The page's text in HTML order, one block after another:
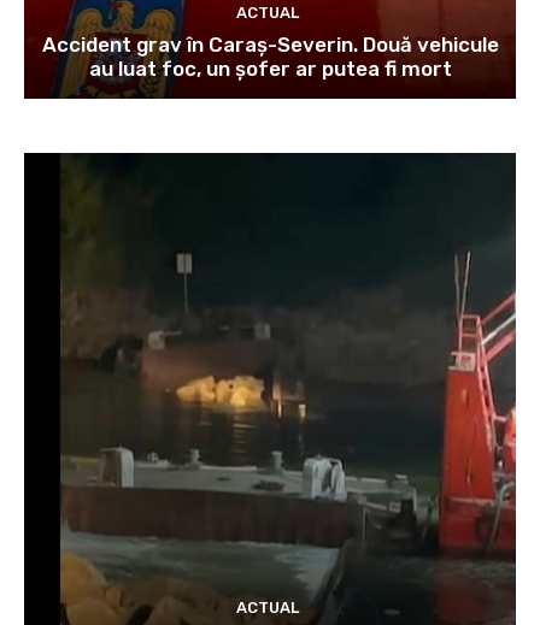
ACTUAL
Accident grav în Caraș-Severin. Două vehicule
au luat foc, un șofer ar putea fi mort
ACTUAL